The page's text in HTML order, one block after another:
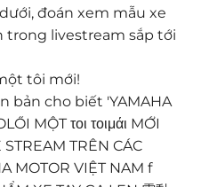
đoán xem mẫu xe
trong livestream sắp tới
tôi mới!